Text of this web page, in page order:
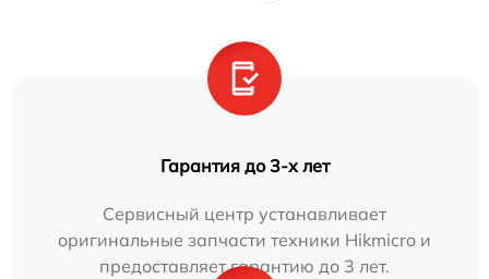
Гарантия до 3-х лет
Сервисный центр устанавливает
оригинальные запчасти техники Hikmicro и
предоставляет гарантию до 3 лет.